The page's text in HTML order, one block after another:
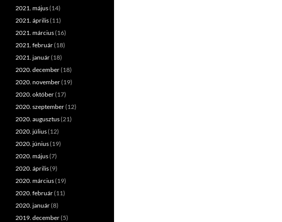
2021. május(14)
2021. április(11)
2021. március(16)
2021. február(18)
2021. január(18)
2020. december(18)
2020. november(19)
2020. október(17)
2020. szeptember(12)
2020. augusztus(21)
2020. július(12)
2020. június(19)
2020. május(7)
2020. április(9)
2020. március(19)
2020. február(11)
2020. január(8)
2019. december(5)